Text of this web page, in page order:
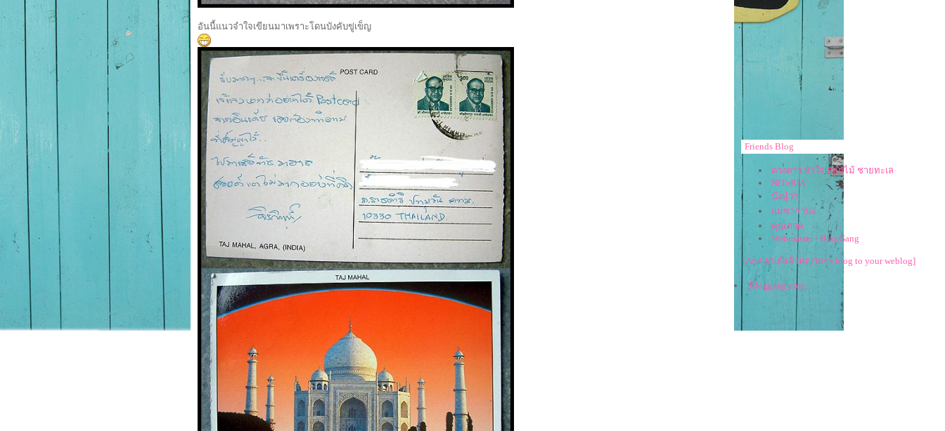
อันนี้แนวจำใจเขียนมาเพราะโดนบังคับขู่เข็ญ
Friends Blog
ดวงดาว หัวใจ ดอกไม้ ชายทะเล
NiToRiA
นังนู๋วา
ม่ซากานะ
คุณภาค
Webmaster - BlogGang
[Add ลาเต้แก้วหญ่ายๆ's blog to your weblog]
Bloggang.com